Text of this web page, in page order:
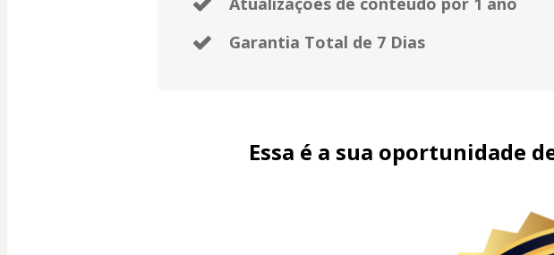
Garantia Total de 7 Dias
Essa é a sua oportunidade